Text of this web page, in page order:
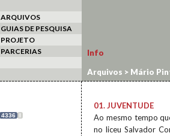
ARQUIVOS
GUIAS DE PESQUISA
PROJETO
PARCERIAS
4336 I
Info
Arquivos > Mário
01. JUVENTUDE
Ao mesmo tempo
no liceu Salvador